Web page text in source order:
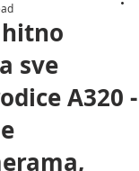
sve
A320 -